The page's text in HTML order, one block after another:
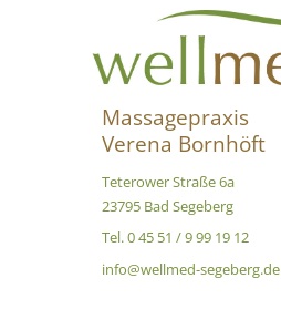
Massagepraxis
Verena Bornhöft
Teterower Straße 6a
23795 Bad Segeberg
Tel. 0 45 51 / 9 99 19 12
info@wellmed-segeberg.de